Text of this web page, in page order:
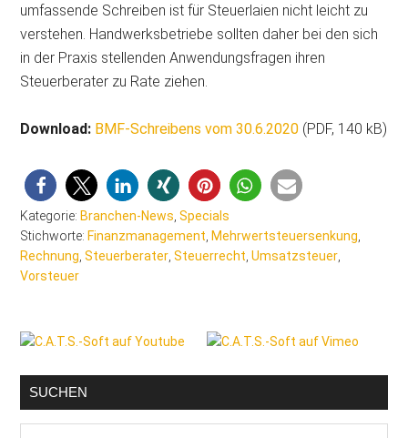
umfassende Schreiben ist für Steuerlaien nicht leicht zu
verstehen. Handwerksbetriebe sollten daher bei den sich
in der Praxis stellenden Anwendungsfragen ihren
Steuerberater zu Rate ziehen.
Download: BMF-Schreibens vom 30.6.2020 (PDF, 140 kB)
Kategorie: Branchen-News ,Specials
Stichworte: Finanzmanagement Mehrwertsteuersenkung
Rechnung ,Steuerberater ,Steuerrecht ,Umsatzsteuer
Vorsteuer
Seitenspalte
SUCHEN